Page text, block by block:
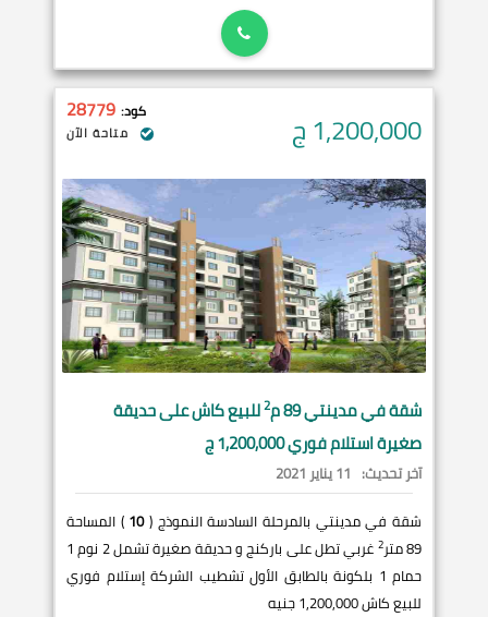
1,200,000ج كود: 28779
متاحة الآن
شقة فيمدينتي89 م 2للبيع كاش على حديقة
صغيرة استلام فوري 1,200,000 ج
آخر تحديث: 11 يناير 2021
شقة في مدينتي بالمرحلة السادسة النموذج (10 ) المساحة
89 متر
2
غربي تطل على باركنج و حديقة صغيرة تشمل 2 نوم 1
حمام 1 بلكونة بالطابق الأول تشطيب الشركة إستلام فوري
للبيع كاش 1,200,000 جنيه